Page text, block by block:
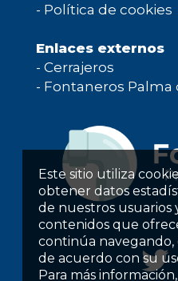
Este sitio utiliza
obtener datos
de nuestros usuarios
contenidos que
continúa navegando,
de acuerdo con su
Para más
- Política de cookies
Enlaces externos
- Cerrajeros
- Fontaneros Palma